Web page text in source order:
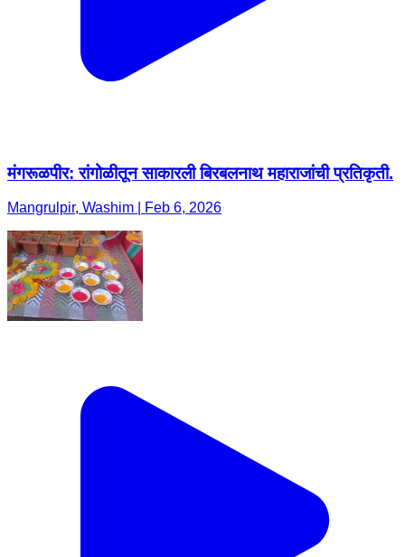
मंगरूळपीर: रांगोळीतून साकारली बिरबलनाथ महाराजांची प्रतिकृती.
Mangrulpir, Washim | Feb 6, 2026